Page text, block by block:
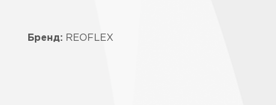
Бренд: REOFLEX